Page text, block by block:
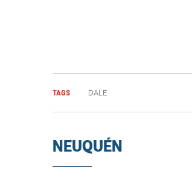
TAGS DALE
NEUQUÉN